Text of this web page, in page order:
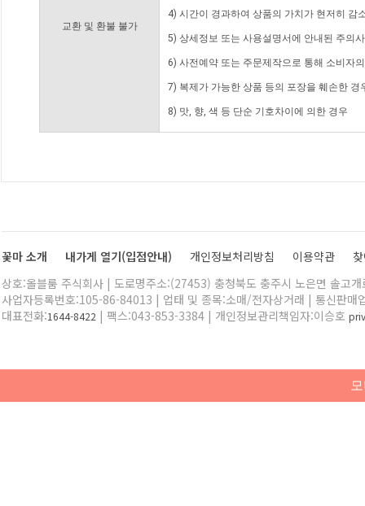
교환 및 환불 불가
4) 시간이 경과하여 상품의 가치가 현저히 감
5) 상세정보 또는 사용설명서에 안내된 주의
6) 사전예약 또는 주문제작으로 통해 소비자
7) 복제가 가능한 상품 등의 포장을 훼손한 경
8) 맛, 향, 색 등 단순 기호차이에 의한 경우
꽃마 소개 내가게 열기(입점안내) 개인정보처리방침 이용약관
상호:올블룸 주식회사 | 도로명주소:(27453) 충청북도 충주시 노은면 솔고
사업자등록번호:105-86-84013 | 업태 및 종목:소매/전자상거래 | 통신판매
대표전화:1644-8422 | 팩스:043-853-3384 | 개인정보관리책임자:이승호